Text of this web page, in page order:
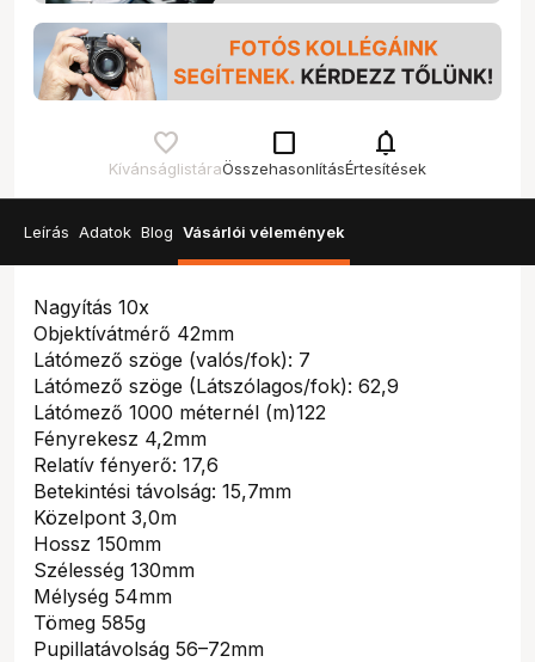
Kívánságlistára
check_box_outline_blank
Összehasonlítás
notifications
Értesítések
Leírás Adatok Blog Vásárlói vélemények
Nagyítás 10x
Objektívátmérő 42mm
Látómező szöge (valós/fok): 7
Látómező szöge (Látszólagos/fok): 62,9
Látómező 1000 méternél (m)122
Fényrekesz 4,2mm
Relatív fényerő: 17,6
Betekintési távolság: 15,7mm
Közelpont 3,0m
Hossz 150mm
Szélesség 130mm
Mélység 54mm
Tömeg 585g
Pupillatávolság 56–72mm